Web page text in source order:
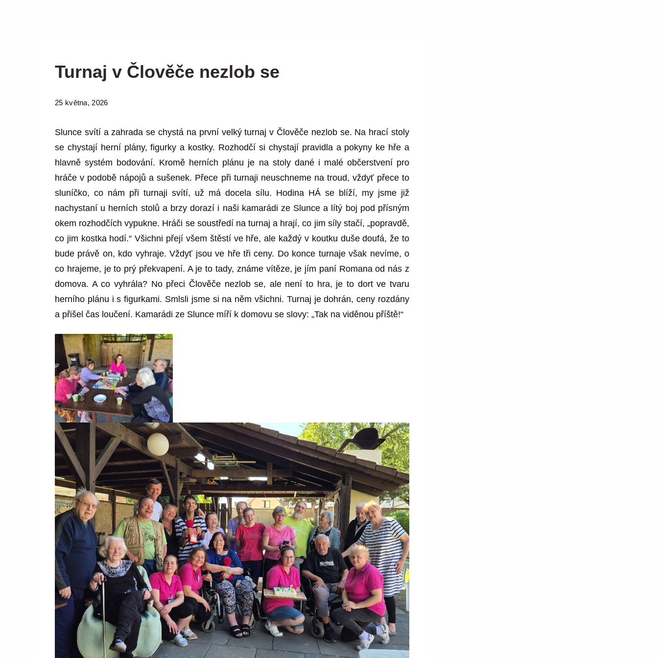
Turnaj v Člověče nezlob se
25 května, 2026
Slunce svítí a zahrada se chystá na první velký turnaj v Člověče nezlob se. Na hrací stoly
se chystají herní plány, figurky a kostky. Rozhodčí si chystají pravidla a pokyny ke hře a
hlavně systém bodování. Kromě herních plánu je na stoly dané i malé občerstvení pro
hráče v podobě nápojů a sušenek. Přece při turnaji neuschneme na troud, vždyť přece to
sluníčko, co nám při turnaji svítí, už má docela sílu. Hodina HÁ se blíží, my jsme již
nachystaní u herních stolů a brzy dorazí i naši kamarádi ze Slunce a lítý boj pod přísným
okem rozhodčích vypukne. Hráči se soustředí na turnaj a hrají, co jim síly stačí, „popravdě,
co jim kostka hodí.“ Všichni přejí všem štěstí ve hře, ale každý v koutku duše doufá, že to
bude právě on, kdo vyhraje. Vždyť jsou ve hře tři ceny. Do konce turnaje však nevíme, o
co hrajeme, je to prý překvapení. A je to tady, známe vítěze, je jím paní Romana od nás z
domova. A co vyhrála? No přeci Člověče nezlob se, ale není to hra, je to dort ve tvaru
herního plánu i s figurkami. Smlsli jsme si na něm všichni. Turnaj je dohrán, ceny rozdány
a přišel čas loučení. Kamarádi ze Slunce míří k domovu se slovy: „Tak na viděnou příště!“